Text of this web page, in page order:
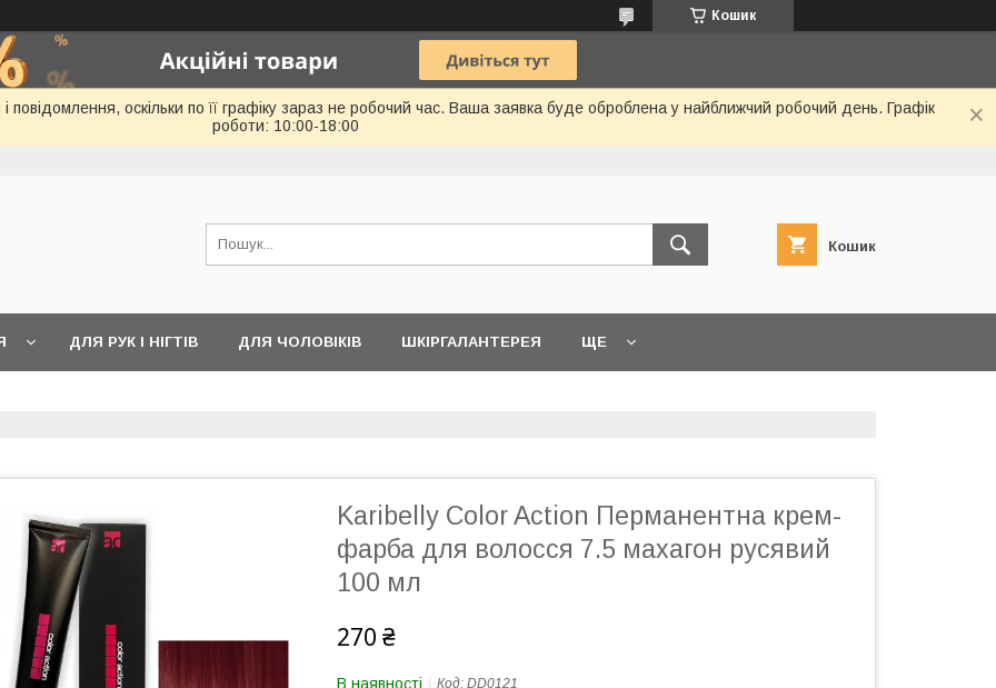
Кошик
оскільки по її графіку зараз не робочий час. Ваша заявка буде оброблена у найближчий робочий день. Графік
роботи: 10:00-18:00
Кошик
ДЛЯ РУК І НІГТІВ ДЛЯ ЧОЛОВІКІВ ШКІРГАЛАНТЕРЕЯ ЩЕ
Karibelly Color Action Перманентна крем-
фарба для волосся 7.5 махагон русявий
100 мл
270 ₴
В наявності Код: DD0121